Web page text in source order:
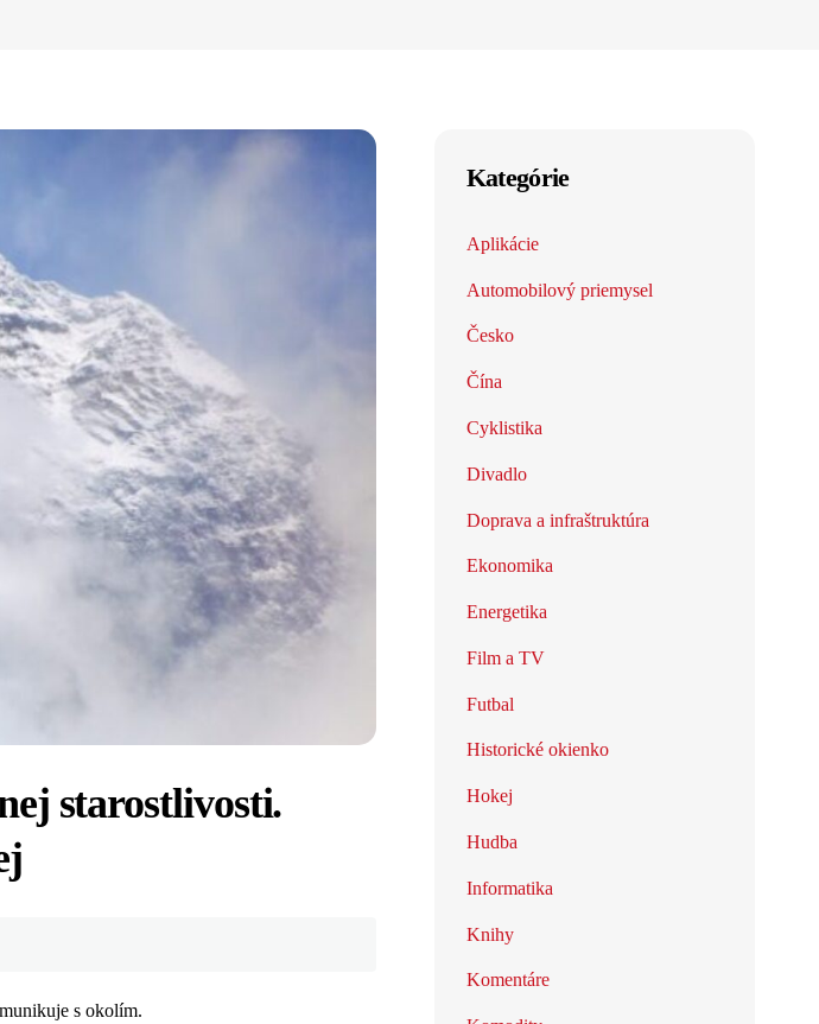
starostlivosti.
s okolím.
Kategórie
Aplikácie
Automobilový priemysel
Česko
Čína
Cyklistika
Divadlo
Doprava a infraštruktúra
Ekonomika
Energetika
Film a TV
Futbal
Historické okienko
Hokej
Hudba
Informatika
Knihy
Komentáre